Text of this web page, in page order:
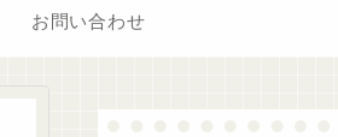
お問い合わせ